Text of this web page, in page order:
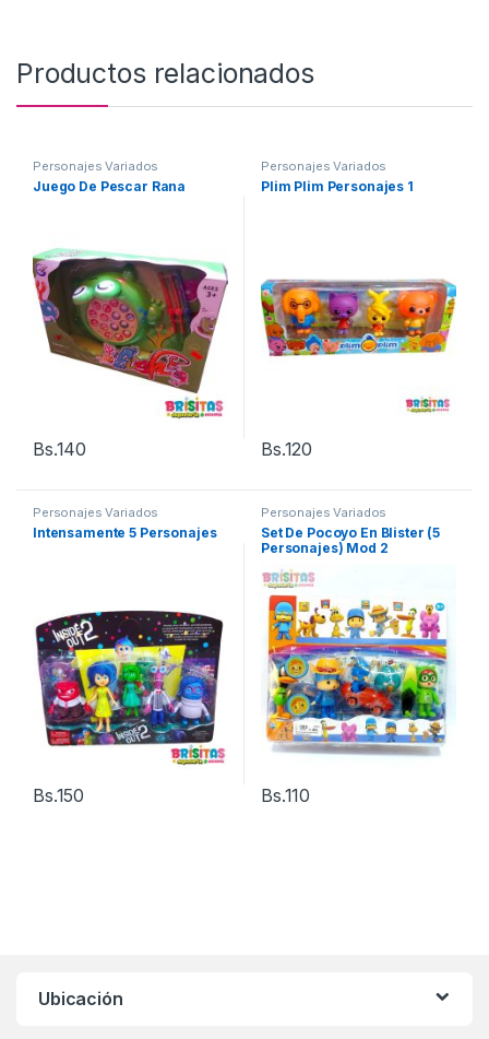
Productos relacionados
Personajes Variados
Juego De Pescar Rana
Bs.140
Personajes Variados
Plim Plim Personajes 1
Bs.120
Personajes Variados
Intensamente 5 Personajes
Bs.150
Personajes Variados
Set De Pocoyo En Blister (5
Personajes) Mod 2
Bs.110
Ubicación